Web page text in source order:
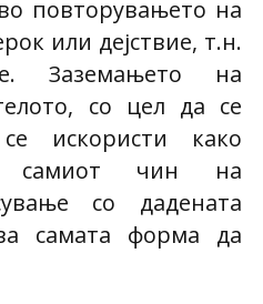
повторувањето на
или дејствие, т.н.
Заземањето на
со цел да се
искористи како
самиот чин на
со дадената
самата форма да